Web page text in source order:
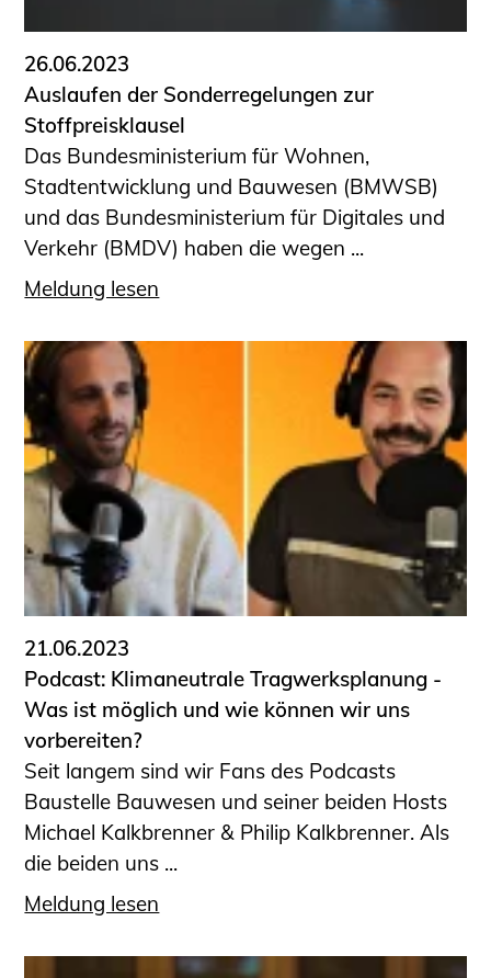
26.06.2023
Auslaufen der Sonderregelungen zur
Stoffpreisklausel
Das Bundesministerium für Wohnen,
Stadtentwicklung und Bauwesen (BMWSB)
und das Bundesministerium für Digitales und
Verkehr (BMDV) haben die wegen ...
Meldung lesen
21.06.2023
Podcast: Klimaneutrale Tragwerksplanung -
Was ist möglich und wie können wir uns
vorbereiten?
Seit langem sind wir Fans des Podcasts
Baustelle Bauwesen und seiner beiden Hosts
Michael Kalkbrenner & Philip Kalkbrenner. Als
die beiden uns ...
Meldung lesen